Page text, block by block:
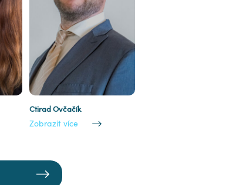
Ctirad Ovčačík
Zobrazit více